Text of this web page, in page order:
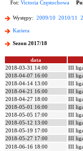
Fot: Victoria Częstochowa
Występy: 2009/10 2010/11
Kariera
Sezon 2017/18
data
2018-03-31 14:00
III
2018-04-07 16:00
III
2018-04-14 13:00
III
2018-04-21 16:00
III
2018-04-27 18:00
III
2018-05-01 16:00
III
2018-05-05 17:00
III
2018-05-12 13:00
III
2018-05-19 17:00
III
2018-05-27 17:00
III
2018-06-16 18:00
III